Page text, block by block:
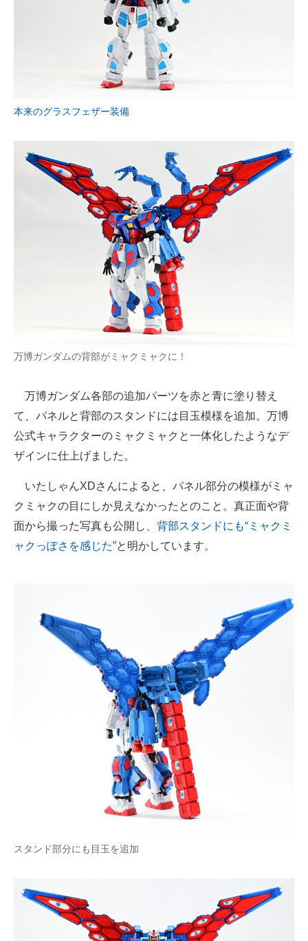
本来のグラスフェザー装備
万博ガンダムの背部がミャクミャクに！
万博ガンダム各部の追加パーツを赤と青に塗り替え
て、パネルと背部のスタンドには目玉模様を追加。万博
公式キャラクターのミャクミャクと一体化したようなデ
ザインに仕上げました。
いたしゃんXDさんによると、パネル部分の模様がミャ
クミャクの目にしか見えなかったとのこと。真正面や背
面から撮った写真も公開し、 背部スタンドにも“ミャクミ
ャクっぽさを感じた”と明かしています。
スタンド部分にも目玉を追加